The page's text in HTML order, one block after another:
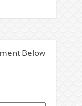
Below